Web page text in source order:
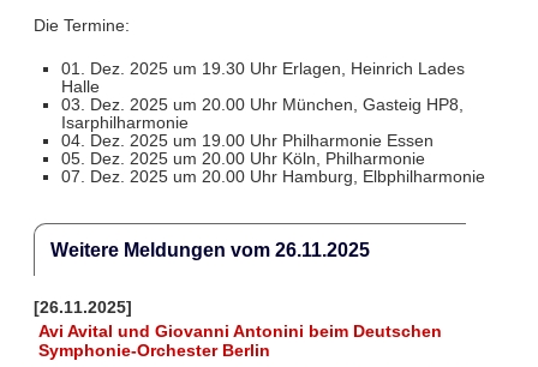
Die Termine:
01. Dez. 2025 um 19.30 Uhr Erlagen, Heinrich Lades
Halle
03. Dez. 2025 um 20.00 Uhr München, Gasteig HP8,
Isarphilharmonie
04. Dez. 2025 um 19.00 Uhr Philharmonie Essen
05. Dez. 2025 um 20.00 Uhr Köln, Philharmonie
07. Dez. 2025 um 20.00 Uhr Hamburg, Elbphilharmonie
Weitere Meldungen vom 26.11.2025
[26.11.2025]
Avi Avital und Giovanni Antonini beim Deutschen
Symphonie-Orchester Berlin